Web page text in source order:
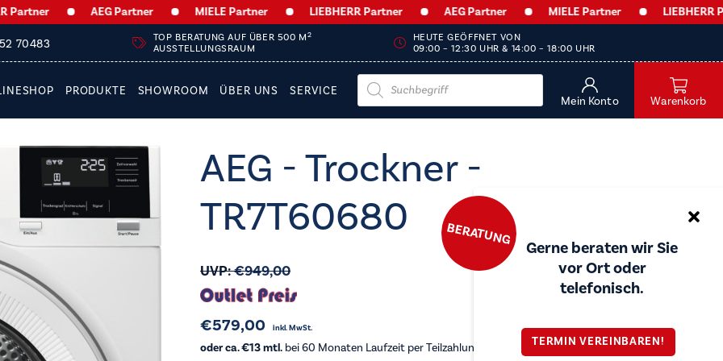
AEG Partner MIELE Partner LIEBHERR Partner AEG Partner MIELE Partner LIEBHERR Partner
70483 TOP BERATUNG AUF ÜBER 500 M2
AUSSTELLUNGSRAUM
HEUTE GEÖFFNET VON
09:00 – 12:30 UHR & 14:00 – 18:00 UHR
PRODUKTE SHOWROOM ÜBER UNS SERVICE
Products
search
Mein Konto Warenkorb
BERATUNG
Gerne beraten wir Sie
vor Ort oder
telefonisch.
TERMIN VEREINBAREN!
AEG - Trockner -
TR7T60680
UVP:€949,00
€579,00 inkl. MwSt.
oder ca. €13 mtl.bei 60 Monaten Laufzeit per Teilzahlung